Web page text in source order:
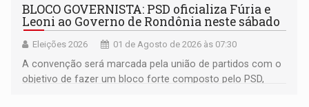
BLOCO GOVERNISTA: PSD oficializa Fúria e
Leoni ao Governo de Rondônia neste sábado
Eleições 2026 01 de Agosto de 2026 às 07:30
A convenção será marcada pela união de partidos com o
objetivo de fazer um bloco forte composto pelo PSD,